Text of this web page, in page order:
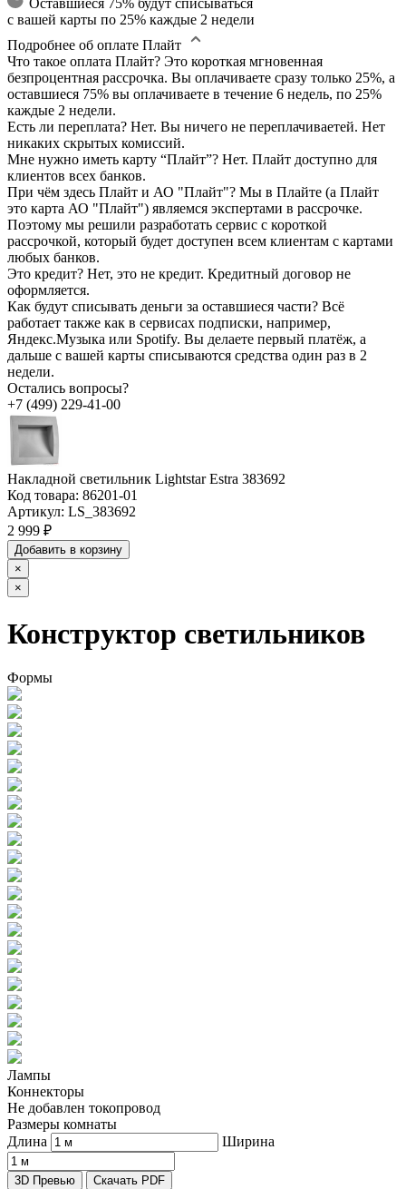
Оставшиеся 75% будут списываться
с вашей карты по 25% каждые 2 недели
Подробнее об оплате Плайт
Что такое оплата Плайт? Это короткая мгновенная
безпроцентная рассрочка. Вы оплачиваете сразу только 25%, а
оставшиеся 75% вы оплачиваете в течение 6 недель, по 25%
каждые 2 недели.
Есть ли переплата? Нет. Вы ничего не переплачиваетей. Нет
никаких скрытых комиссий.
Мне нужно иметь карту “Плайт”? Нет. Плайт доступно для
клиентов всех банков.
При чём здесь Плайт и АО "Плайт"? Мы в Плайте (а Плайт
это карта АО "Плайт") являемся экспертами в рассрочке.
Поэтому мы решили разработать сервис с короткой
рассрочкой, который будет доступен всем клиентам с картами
любых банков.
Это кредит? Нет, это не кредит. Кредитный договор не
оформляется.
Как будут списывать деньги за оставшиеся части? Всё
работает также как в сервисах подписки, например,
Яндекс.Музыка или Spotify. Вы делаете первый платёж, а
дальше с вашей карты списываются средства один раз в 2
недели.
Остались вопросы?
+7 (499) 229-41-00
Накладной светильник Lightstar Estra 383692
Код товара: 86201-01
Артикул: LS_383692
2 999 ₽
Добавить в корзину
×
×
Конструктор светильников
Формы
Лампы
Коннекторы
Не добавлен токопровод
Размеры комнаты
Длина
Ширина
3D Превью Скачать PDF